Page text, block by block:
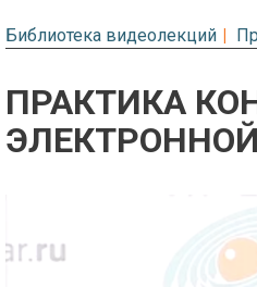
Библиотека видеолекций
ПРАКТИКА